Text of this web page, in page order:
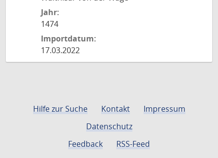
Jahr:
1474
Importdatum:
17.03.2022
Hilfe zur Suche Kontakt
Impressum
Datenschutz
Feedback
RSS-Feed